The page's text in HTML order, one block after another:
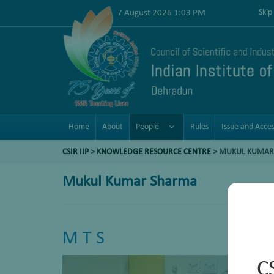
7 August 2026 1:03 PM
Home About People Rules Issue and
CSIR IIP > KNOWLEDGE RESOURCE CENTRE > MUKUL
Mukul Kumar Sharma
M T S